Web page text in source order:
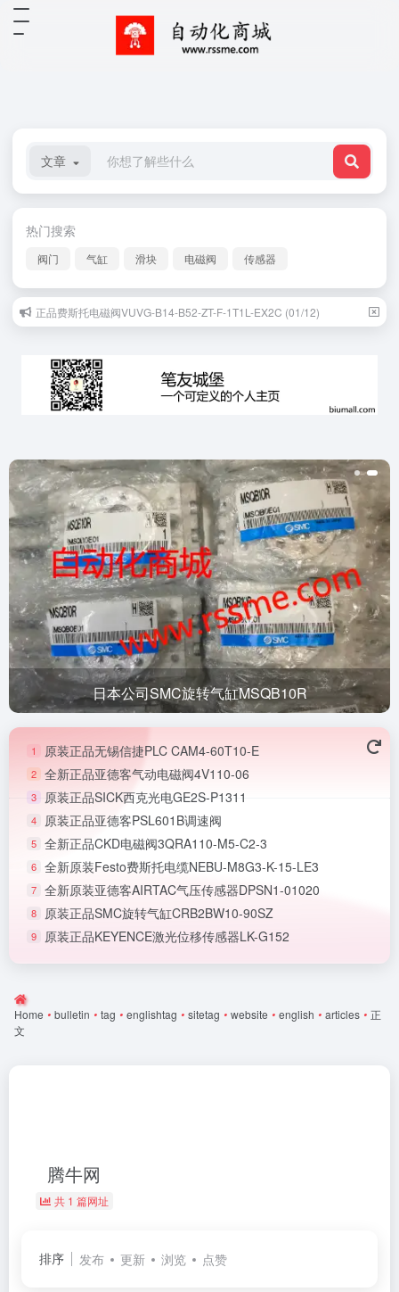
文章
热门搜索
阀门 气缸 滑块 电磁阀 传感器
正品费斯托电磁阀VUVG-B14-B52-ZT-F-1T1L-EX2C (01/12)
日本公司SMC旋转气缸MSQB10R
1 原装正品无锡信捷PLC CAM4-60T10-E
2 全新正品亚德客气动电磁阀4V110-06
3 原装正品SICK西克光电GE2S-P1311
4 原装正品亚德客PSL601B调速阀
5 全新正品CKD电磁阀3QRA110-M5-C2-3
6 全新原装Festo费斯托电缆NEBU-M8G3-K-15-LE3
7 全新原装亚德客AIRTAC气压传感器DPSN1-01020
8 原装正品SMC旋转气缸CRB2BW10-90SZ
9 原装正品KEYENCE激光位移传感器LK-G152
Home • bulletin • tag • englishtag • sitetag • website • english • articles • 正
文
腾牛网
共 1 篇网址
排序 发布 更新 浏览 点赞